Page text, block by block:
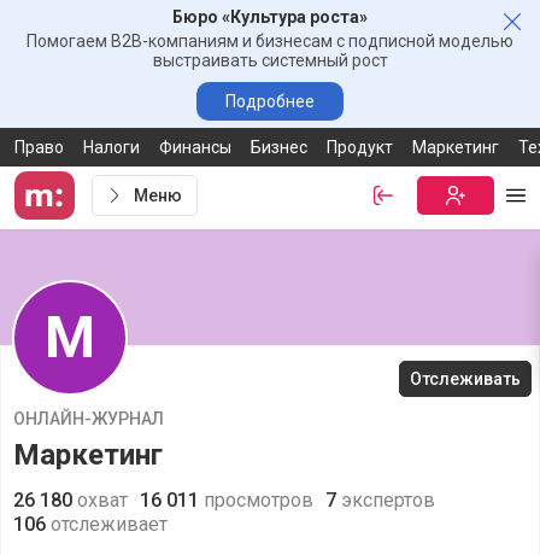
Бюро «Культура роста»
Помогаем B2B-компаниям и бизнесам с подписной моделью
выстраивать системный рост
Подробнее
Право Налоги Финансы Бизнес Продукт Маркетинг
Меню Войти
М
Отслеживать
ОНЛАЙН-ЖУРНАЛ
Маркетинг
26 180 охват 16 011 просмотров 7 экспертов
106 отслеживает